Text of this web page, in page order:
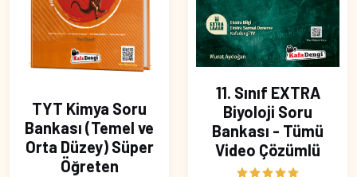
TYT Kimya Soru
Bankası (Temel ve
Orta Düzey) Süper
Öğreten
11. Sınıf EXTRA
Biyoloji Soru
Bankası - Tümü
Video Çözümlü